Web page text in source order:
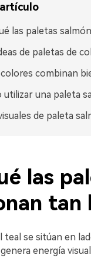
las paletas
de paletas de
colores combinan
utilizar una paleta
de paleta
las
tan
teal se sitúan en
energía